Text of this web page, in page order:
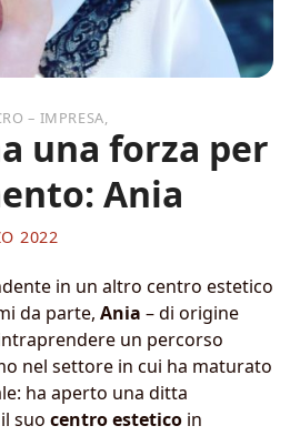
,
una forza per
Ania
2022
in un altro centro estetico
da parte, Ania – di origine
un percorso
nel settore in cui ha maturato
ha aperto una ditta
suo centro estetico in